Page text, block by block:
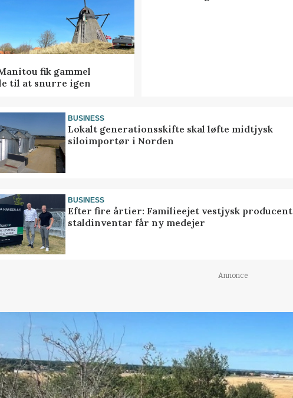
fik gammel
til at snurre igen
BUSINESS
Lokalt generationsskifte skal løfte midtjysk
siloimportør i Norden
BUSINESS
Efter fire årtier: Familieejet vestjysk
staldinventar får ny medejer
Annonce